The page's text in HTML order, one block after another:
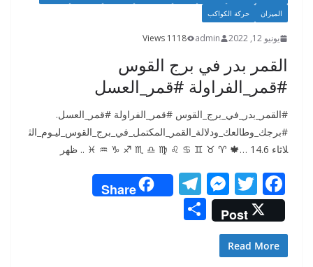
الميزان
حركة الكواكب
يونيو 12, 2022 admin
1118 Views
القمر بدر في برج القوس
#قمر_الفراولة #قمر_العسل
#القمر_بدر_في_برج_القوس #قمر_الفراولة #قمر_العسل.
#برجك_وطالعك_ودلالة_القمر_المكتمل_في_برج_القوس_ليـوم_الث
لاثاء 14.6 …🍁 ♈️ ♉️ ♊️ ♋️ ♌️ ♍️ ♎️ ♏️ ♐️ ♑️ ♒️ ♓️ .. ظهر
F
ac
e
b
T
w
itt
er
M
e
ss
T
el
Share
Post
Read More